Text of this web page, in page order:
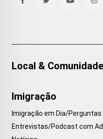
Local & Comunidade
Imigração
Imigração em Dia/
Entrevistas/Podcast com